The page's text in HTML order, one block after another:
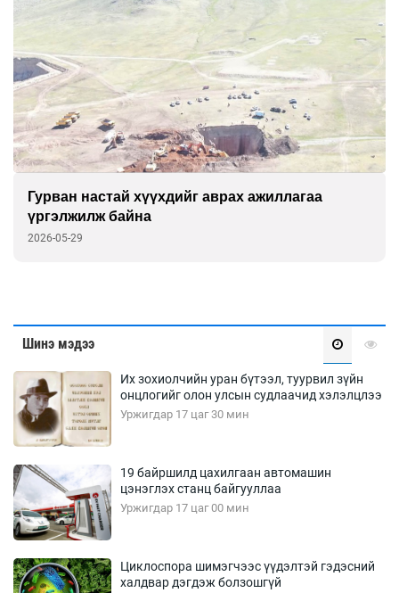
“Тэнгэрт дүүлсэн орь залуу нас минь”
үзэсгэлэн дэлгэлээ
2026-05-22
Шинэ мэдээ
Их зохиолчийн уран бүтээл, туурвил зүйн
онцлогийг олон улсын судлаачид хэлэлцлээ
Уржигдар 17 цаг 30 мин
19 байршилд цахилгаан автомашин
цэнэглэх станц байгууллаа
Уржигдар 17 цаг 00 мин
Циклоспора шимэгчээс үүдэлтэй гэдэсний
халдвар дэгдэж болзошгүй